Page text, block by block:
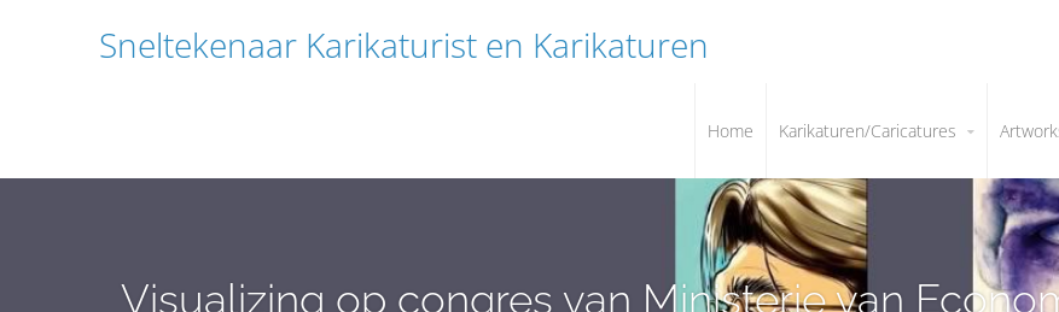
Sneltekenaar Karikaturist en Karikaturen
Home Karikaturen/Caricatures
Visualizing op congres van Ministerie van